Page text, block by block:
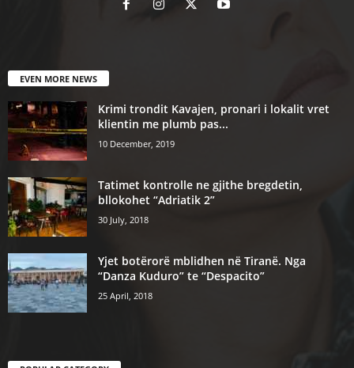
EVEN MORE NEWS
Krimi trondit Kavajen, pronari i lokalit vret
klientin me plumb pas...
10 December, 2019
Tatimet kontrolle ne gjithe bregdetin,
bllokohet “Adriatik 2”
30 July, 2018
Yjet botërorë mblidhen në Tiranë. Nga
“Danza Kuduro” te “Despacito”
25 April, 2018